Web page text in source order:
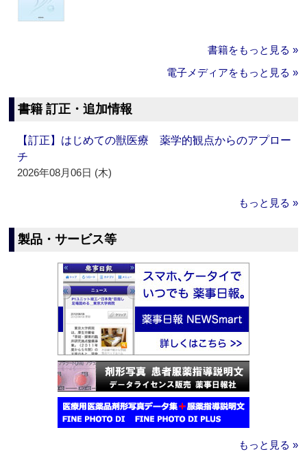
書籍をもっと見る »
電子メディアをもっと見る »
書籍 訂正・追加情報
【訂正】はじめての獣医療 薬学的観点からのアプロー
チ
2026年08月06日 (木)
もっと見る »
製品・サービス等
もっと見る »